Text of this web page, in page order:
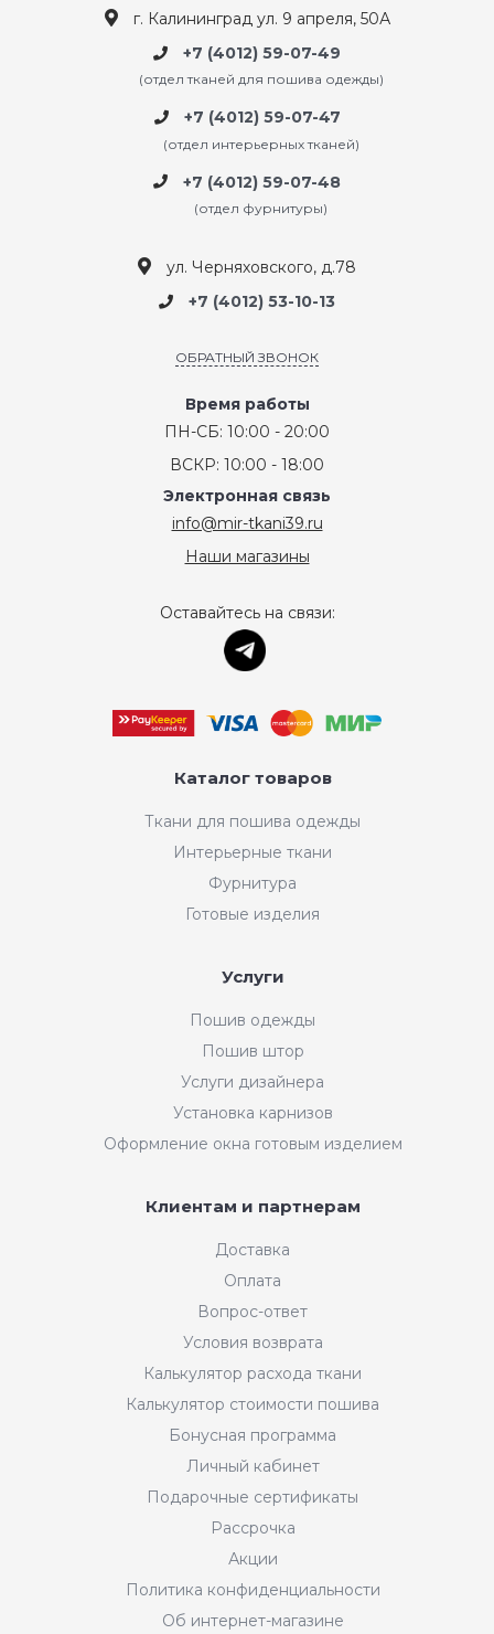
г. Калининград ул. 9 апреля, 50А
+7 (4012) 59-07-49
(отдел тканей для пошива одежды)
+7 (4012) 59-07-47
(отдел интерьерных тканей)
+7 (4012) 59-07-48
(отдел фурнитуры)
ул. Черняховского, д.78
+7 (4012) 53-10-13
ОБРАТНЫЙ ЗВОНОК
Время работы
ПН-СБ: 10:00 - 20:00
ВСКР: 10:00 - 18:00
Электронная связь
info@mir-tkani39.ru
Наши магазины
Оставайтесь на связи:
Каталог товаров
Ткани для пошива одежды
Интерьерные ткани
Фурнитура
Готовые изделия
Услуги
Пошив одежды
Пошив штор
Услуги дизайнера
Установка карнизов
Оформление окна готовым изделием
Клиентам и партнерам
Доставка
Оплата
Вопрос-ответ
Условия возврата
Калькулятор расхода ткани
Калькулятор стоимости пошива
Бонусная программа
Личный кабинет
Подарочные сертификаты
Рассрочка
Акции
Политика конфиденциальности
Об интернет-магазине